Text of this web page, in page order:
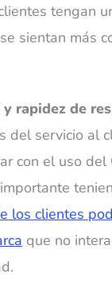
tengan
sientan más
rapidez de
del servicio al
con el uso del
los clientes
que no